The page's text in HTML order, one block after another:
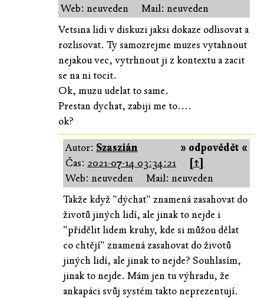
Web: neuveden
Mail: neuveden
Vetsina lidi v diskuzi jaksi dokaze odlisovat a
rozlisovat. Ty samozrejme muzes vytahnout
nejakou vec, vytrhnout ji z kontextu a zacit
se na ni tocit.
Ok, muzu udelat to same.
Prestan dychat, zabiji me to....
ok?
» odpovědět «
Autor: Szaszián
Čas: 2021-07-14 03:34:21
[↑]
Web: neuveden
Mail: neuveden
Takže když "dýchat" znamená zasahovat do
životů jiných lidí, ale jinak to nejde i
"přidělit lidem kruhy, kde si můžou dělat
co chtějí" znamená zasahovat do životů
jiných lidí, ale jinak to nejde? Souhlasím,
jinak to nejde. Mám jen tu výhradu, že
ankapáci svůj systém takto neprezentují.